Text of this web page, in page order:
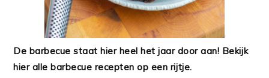
De barbecue staat hier heel het jaar door aan! Bekijk
hier alle barbecue recepten op een rijtje.